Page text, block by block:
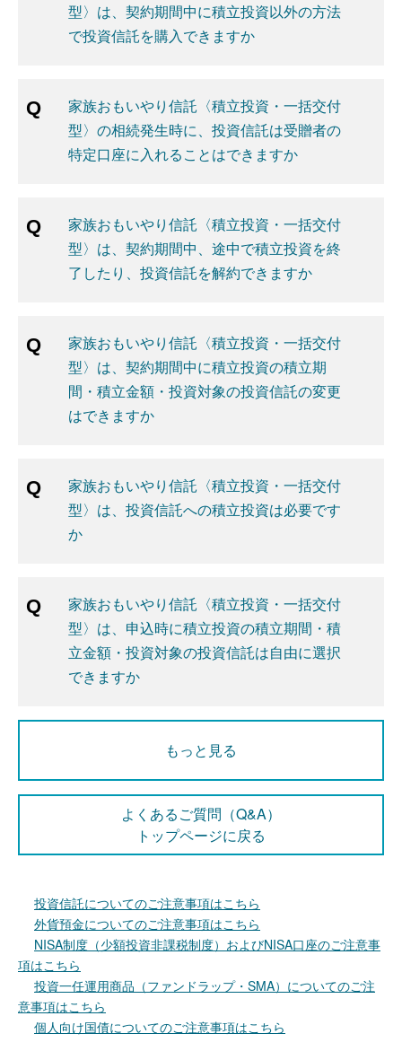
型〉は、契約期間中に積立投資以外の方法
で投資信託を購入できますか
家族おもいやり信託〈積立投資・一括交付
型〉の相続発生時に、投資信託は受贈者の
特定口座に入れることはできますか
家族おもいやり信託〈積立投資・一括交付
型〉は、契約期間中、途中で積立投資を終
了したり、投資信託を解約できますか
家族おもいやり信託〈積立投資・一括交付
型〉は、契約期間中に積立投資の積立期
間・積立金額・投資対象の投資信託の変更
はできますか
家族おもいやり信託〈積立投資・一括交付
型〉は、投資信託への積立投資は必要です
か
家族おもいやり信託〈積立投資・一括交付
型〉は、申込時に積立投資の積立期間・積
立金額・投資対象の投資信託は自由に選択
できますか
もっと見る
よくあるご質問（Q&A）
トップページに戻る
投資信託についてのご注意事項はこちら
外貨預金についてのご注意事項はこちら
NISA制度（少額投資非課税制度）およびNISA口座のご注意事
項はこちら
投資一任運用商品（ファンドラップ・SMA）についてのご注
意事項はこちら
個人向け国債についてのご注意事項はこちら